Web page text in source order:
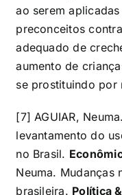
ao serem
preconceitos
adequado de
aumento de
se prostituindo por
[7]AGUIAR,
levantamento do
no Brasil.
Neuma. Mudanças
brasileira. Política